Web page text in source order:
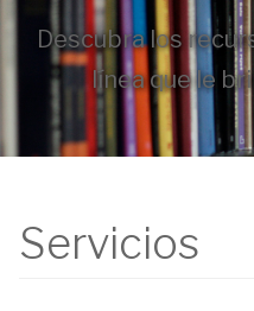
Descubra los
línea que le
Servicios